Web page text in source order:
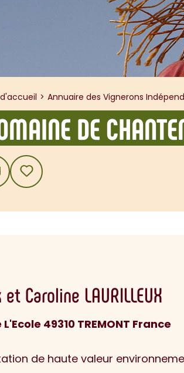
Annuaire des Vignerons
DE
AJOUTER AUX FAVORIS
Caroline LAURILLEUX
L'Ecole 49310 TREMONT France
de haute valeur